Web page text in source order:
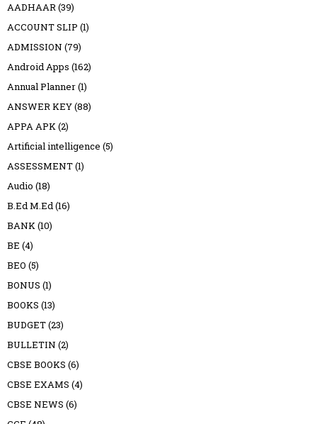
AADHAAR(39)
ACCOUNT SLIP (1)
ADMISSION (79)
Android Apps (162)
Annual Planner(1)
ANSWER KEY(88)
APPA APK(2)
Artificial intelligence (5)
ASSESSMENT(1)
Audio (18)
B.Ed M.Ed(16)
BANK(10)
BE (4)
BEO (5)
BONUS (1)
BOOKS (13)
BUDGET(23)
BULLETIN (2)
CBSE BOOKS (6)
CBSE EXAMS (4)
CBSE NEWS (6)